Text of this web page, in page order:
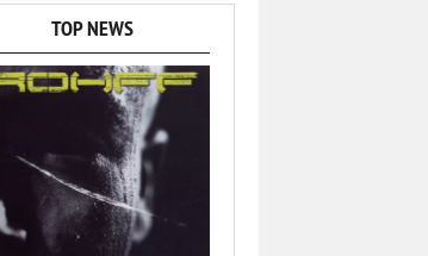
TOP NEWS